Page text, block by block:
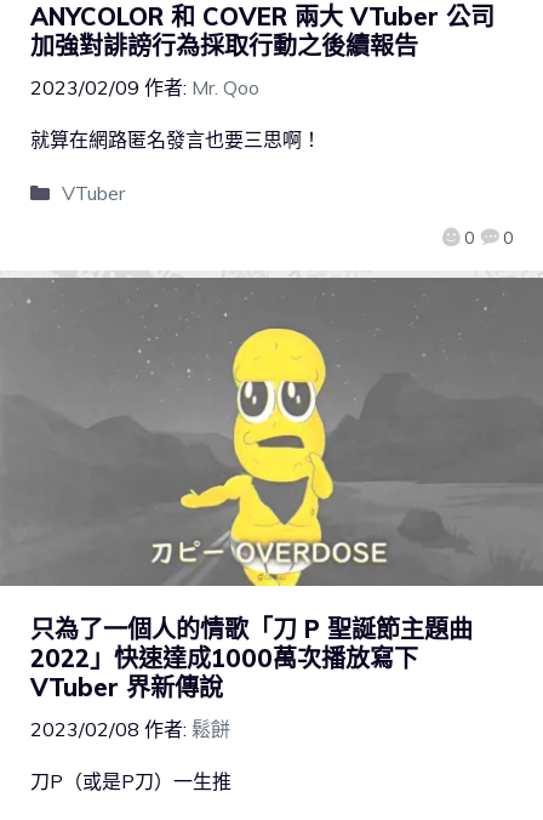
ANYCOLOR 和 COVER 兩大 VTuber 公司
加強對誹謗行為採取行動之後續報告
2023/02/09 作者: Mr. Qoo
0 0
就算在網路匿名發言也要三思啊！
VTuber
只為了一個人的情歌「刀 P 聖誕節主題曲
2022」快速達成1000萬次播放寫下
VTuber 界新傳說
2023/02/08 作者: 鬆餅
刀P（或是P刀）一生推